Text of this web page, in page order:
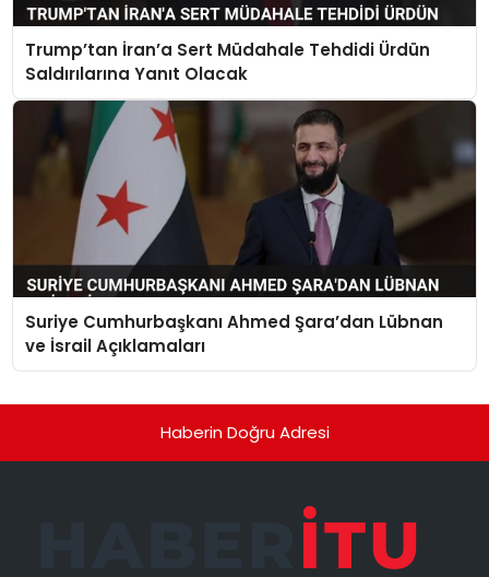
Trump’tan İran’a Sert Müdahale Tehdidi Ürdün
Saldırılarına Yanıt Olacak
Suriye Cumhurbaşkanı Ahmed Şara’dan Lübnan
ve İsrail Açıklamaları
Haberin Doğru Adresi